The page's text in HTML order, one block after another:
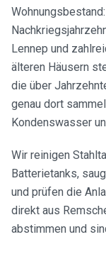
Lennep und
älteren Häusern
die über
genau dort
Kondenswasser
Wir reinigen
Batterietanks,
und prüfen die
direkt aus
abstimmen und